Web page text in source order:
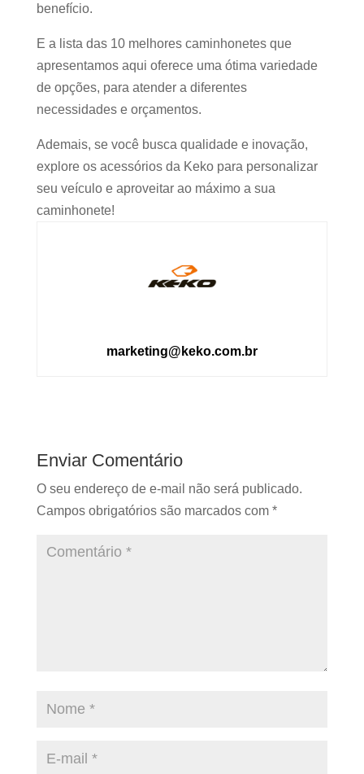
benefício.
E a lista das 10 melhores caminhonetes que
apresentamos aqui oferece uma ótima variedade
de opções, para atender a diferentes
necessidades e orçamentos.
Ademais, se você busca qualidade e inovação,
explore os acessórios da Keko para personalizar
seu veículo e aproveitar ao máximo a sua
caminhonete!
marketing@keko.com.br
Enviar Comentário
O seu endereço de e-mail não será publicado.
Campos obrigatórios são marcados com *